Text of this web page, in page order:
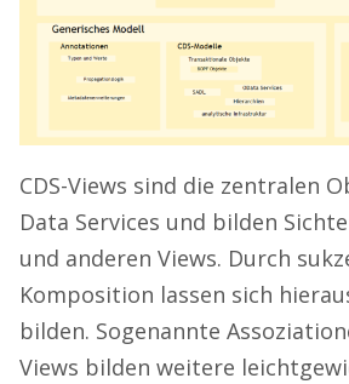
CDS-Views sind die zentralen
Data Services und bilden
und anderen Views. Durch
Komposition lassen sich
bilden. Sogenannte
Views bilden weitere